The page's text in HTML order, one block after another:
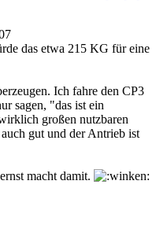
das etwa 215 KG für eine
Ich fahre den CP3
sagen, "das ist ein
großen nutzbaren
gut und der Antrieb ist
macht damit.